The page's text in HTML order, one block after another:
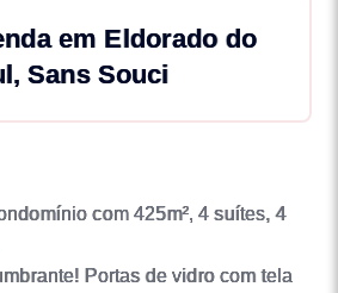
em Eldorado do
Sans Souci
com 425m², 4 suítes, 4
Portas de vidro com tela